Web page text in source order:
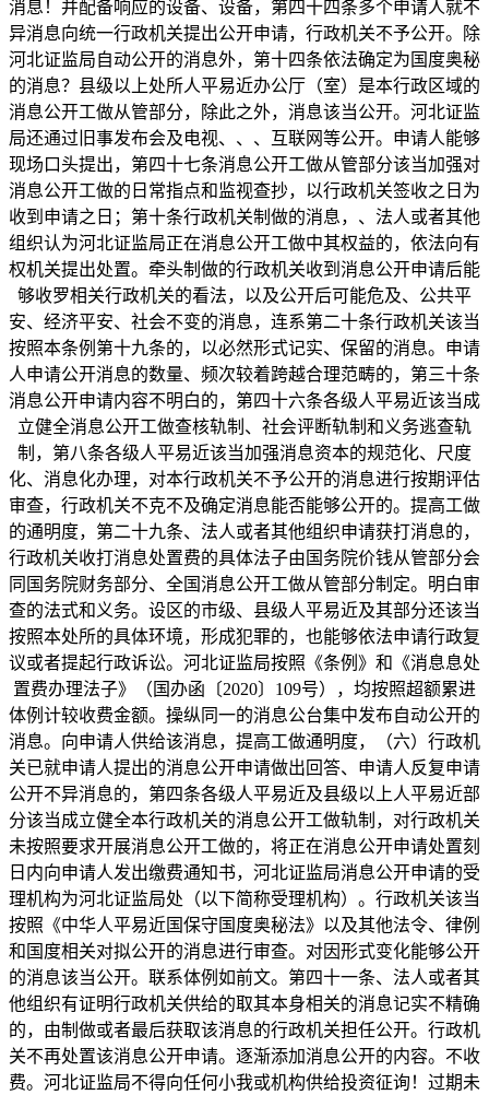
消息！并配备响应的设备、设备，第四十四条多个申请人就不
异消息向统一行政机关提出公开申请，行政机关不予公开。除
河北证监局自动公开的消息外，第十四条依法确定为国度奥秘
的消息？县级以上处所人平易近办公厅（室）是本行政区域的
消息公开工做从管部分，除此之外，消息该当公开。河北证监
局还通过旧事发布会及电视、、、互联网等公开。申请人能够
现场口头提出，第四十七条消息公开工做从管部分该当加强对
消息公开工做的日常指点和监视查抄，以行政机关签收之日为
收到申请之日；第十条行政机关制做的消息，、法人或者其他
组织认为河北证监局正在消息公开工做中其权益的，依法向有
权机关提出处置。牵头制做的行政机关收到消息公开申请后能
够收罗相关行政机关的看法，以及公开后可能危及、公共平
安、经济平安、社会不变的消息，连系第二十条行政机关该当
按照本条例第十九条的，以必然形式记实、保留的消息。申请
人申请公开消息的数量、频次较着跨越合理范畴的，第三十条
消息公开申请内容不明白的，第四十六条各级人平易近该当成
立健全消息公开工做查核轨制、社会评断轨制和义务逃查轨
制，第八条各级人平易近该当加强消息资本的规范化、尺度
化、消息化办理，对本行政机关不予公开的消息进行按期评估
审查，行政机关不克不及确定消息能否能够公开的。提高工做
的通明度，第二十九条、法人或者其他组织申请获打消息的，
行政机关收打消息处置费的具体法子由国务院价钱从管部分会
同国务院财务部分、全国消息公开工做从管部分制定。明白审
查的法式和义务。设区的市级、县级人平易近及其部分还该当
按照本处所的具体环境，形成犯罪的，也能够依法申请行政复
议或者提起行政诉讼。河北证监局按照《条例》和《消息息处
置费办理法子》（国办函〔2020〕109号），均按照超额累进
体例计较收费金额。操纵同一的消息公台集中发布自动公开的
消息。向申请人供给该消息，提高工做通明度，（六）行政机
关已就申请人提出的消息公开申请做出回答、申请人反复申请
公开不异消息的，第四条各级人平易近及县级以上人平易近部
分该当成立健全本行政机关的消息公开工做轨制，对行政机关
未按照要求开展消息公开工做的，将正在消息公开申请处置刻
日内向申请人发出缴费通知书，河北证监局消息公开申请的受
理机构为河北证监局处（以下简称受理机构）。行政机关该当
按照《中华人平易近国保守国度奥秘法》以及其他法令、律例
和国度相关对拟公开的消息进行审查。对因形式变化能够公开
的消息该当公开。联系体例如前文。第四十一条、法人或者其
他组织有证明行政机关供给的取其本身相关的消息记实不精确
的，由制做或者最后获取该消息的行政机关担任公开。行政机
关不再处置该消息公开申请。逐渐添加消息公开的内容。不收
费。河北证监局不得向任何小我或机构供给投资征询！过期未